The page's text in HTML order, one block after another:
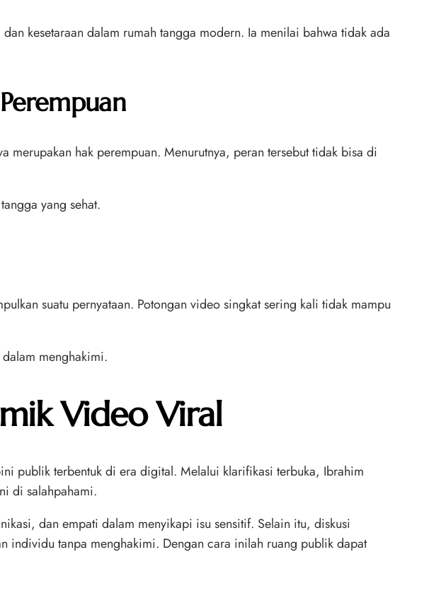
kesetaraan dalam rumah tangga modern. Ia menilai bahwa tidak ada
merupakan hak perempuan. Menurutnya, peran tersebut tidak bisa di
yang sehat.
suatu pernyataan. Potongan video singkat sering kali tidak mampu
menghakimi.
Video Viral
publik terbentuk di era digital. Melalui klarifikasi terbuka, Ibrahim
di salahpahami.
dan empati dalam menyikapi isu sensitif. Selain itu, diskusi
individu tanpa menghakimi. Dengan cara inilah ruang publik dapat